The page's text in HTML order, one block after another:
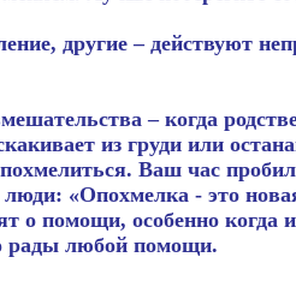
другие – действуют
– когда
из груди или
Ваш час
«Опохмелка - это
о помощи, особенно когда
рады любой помощи.